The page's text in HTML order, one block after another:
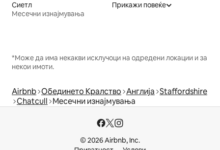
Сиетл
Месечни изнајмувања
Прикажи повеќе
*Може да има некакви исклучоци на одредени локации и за
некои имоти.
Airbnb Обединето Кралство Англија Staffordshire
Chatcull Месечни изнајмувања
© 2026 Airbnb, Inc.